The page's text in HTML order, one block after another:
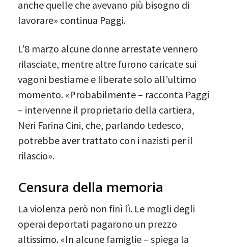
anche quelle che avevano più bisogno di
lavorare» continua Paggi.
L’8 marzo alcune donne arrestate vennero
rilasciate, mentre altre furono caricate sui
vagoni bestiame e liberate solo all’ultimo
momento. «Probabilmente – racconta Paggi
– intervenne il proprietario della cartiera,
Neri Farina Cini, che, parlando tedesco,
potrebbe aver trattato con i nazisti per il
rilascio».
Censura della memoria
La violenza però non finì lì. Le mogli degli
operai deportati pagarono un prezzo
altissimo. «In alcune famiglie – spiega la